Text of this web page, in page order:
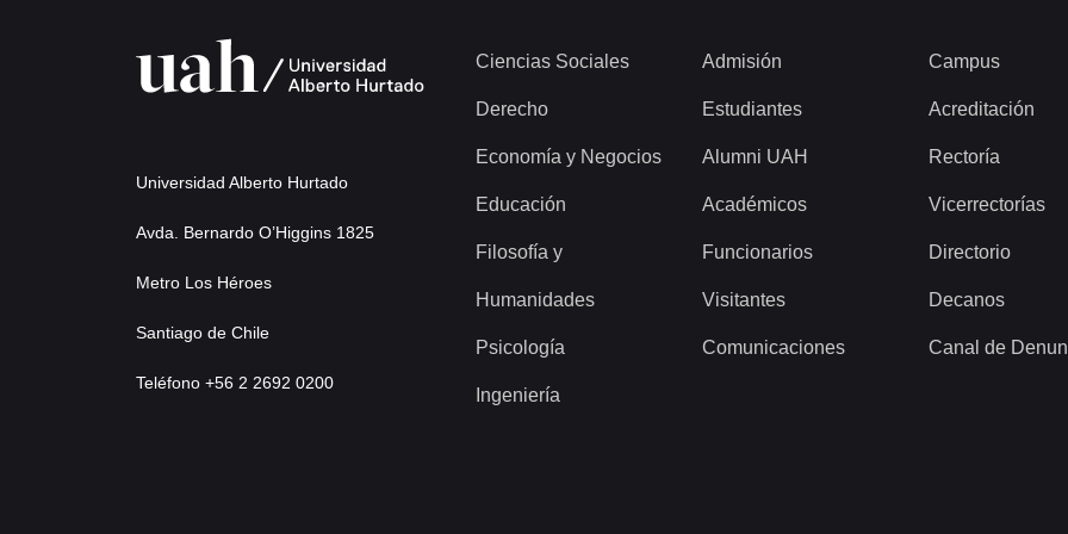
Universidad Alberto Hurtado
Avda. Bernardo O’Higgins 1825
Metro Los Héroes
Santiago de Chile
Teléfono +56 2 2692 0200
Ciencias Sociales
Derecho
Economía y Negocios
Educación
Filosofía y
Humanidades
Psicología
Ingeniería
Admisión
Estudiantes
Alumni UAH
Académicos
Funcionarios
Visitantes
Comunicaciones
Campus
Acreditación
Rectoría
Vicerrectorías
Directorio
Decanos
Canal de